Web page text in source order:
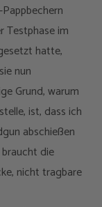
Testphase im
hatte,
nun
Grund, warum
ist, dass ich
abschießen
die
nicht tragbare